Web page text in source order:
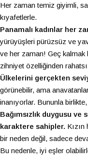
Her zaman temiz giyimli,
kıyafetlerle.
Panamalı kadınlar her
yürüyüşleri pürüzsüz ve
ve her zaman! Geç kalmak
zihniyet özelliğinden
Ülkelerini gerçekten
görünebilir, ama
inanıyorlar. Bununla
Bağımsızlık duygusu
karaktere sahipler.
bir neden değil, sadece
Bu nedenle, iyi eşler